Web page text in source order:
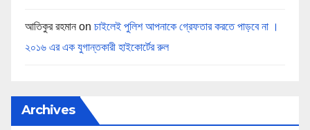
আতিকুর রহমান on চাইলেই পুলিশ আপনাকে গ্রেফতার করতে পাড়বে না ।
২০১৬ এর এক যুগান্তকারী হাইকোর্টের রুল
Archives